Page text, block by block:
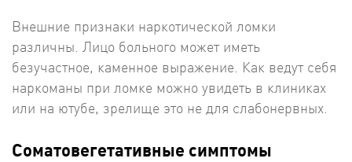
Внешние признаки наркотической ломки
различны. Лицо больного может иметь
безучастное, каменное выражение. Как ведут себя
наркоманы при ломке можно увидеть в клиниках
или на ютубе, зрелище это не для слабонервных.
Соматовегетативные симптомы